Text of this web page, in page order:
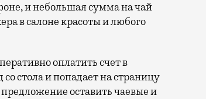
и небольшая сумма на чай
в салоне красоты и любого
оплатить счет в
со стола и попадает на страницу
оставить чаевые и